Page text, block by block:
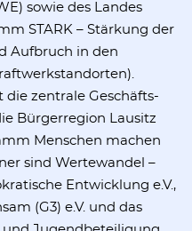
sowie des Landes
STARK – Stärkung der
Aufbruch in den
die zentrale Geschäfts-
Bürgerregion Lausitz
Menschen machen
sind Wertewandel –
Entwicklung e.V.,
(G3) e.V. und das